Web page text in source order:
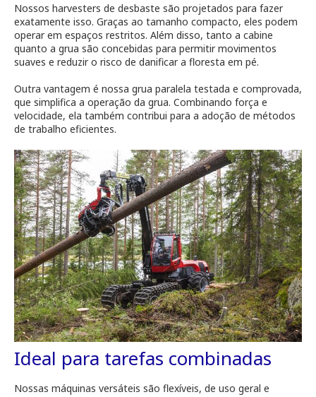
Nossos harvesters de desbaste são projetados para fazer
exatamente isso. Graças ao tamanho compacto, eles podem
operar em espaços restritos. Além disso, tanto a cabine
quanto a grua são concebidas para permitir movimentos
suaves e reduzir o risco de danificar a floresta em pé.
Outra vantagem é nossa grua paralela testada e comprovada,
que simplifica a operação da grua. Combinando força e
velocidade, ela também contribui para a adoção de métodos
de trabalho eficientes.
Ideal para tarefas combinadas
Nossas máquinas versáteis são flexíveis, de uso geral e